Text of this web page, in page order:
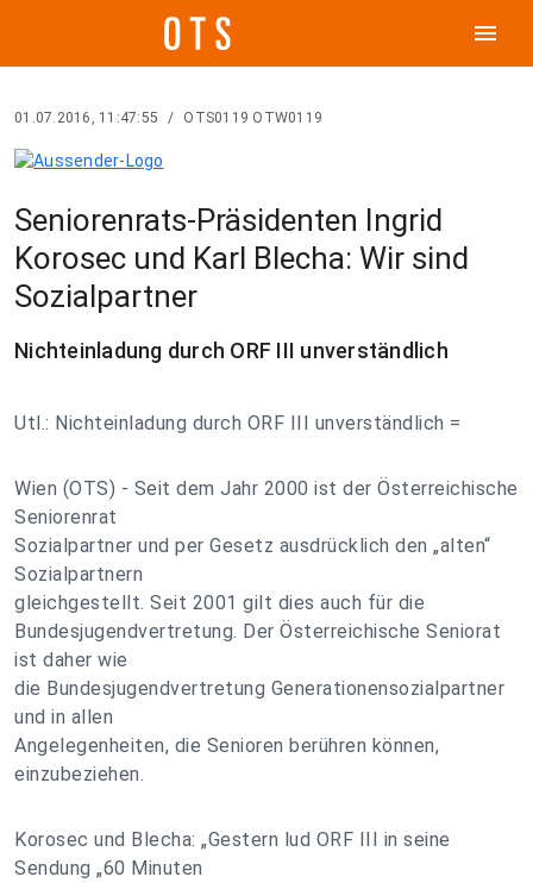
menu
01.07.2016, 11:47:55 / OTS0119 OTW0119
Seniorenrats-Präsidenten Ingrid
Korosec und Karl Blecha: Wir sind
Sozialpartner
Nichteinladung durch ORF III unverständlich
Utl.: Nichteinladung durch ORF III unverständlich =
Wien (OTS) - Seit dem Jahr 2000 ist der Österreichische
Seniorenrat
Sozialpartner und per Gesetz ausdrücklich den „alten“
Sozialpartnern
gleichgestellt. Seit 2001 gilt dies auch für die
Bundesjugendvertretung. Der Österreichische Seniorat
ist daher wie
die Bundesjugendvertretung Generationensozialpartner
und in allen
Angelegenheiten, die Senioren berühren können,
einzubeziehen.
Korosec und Blecha: „Gestern lud ORF III in seine
Sendung „60 Minuten